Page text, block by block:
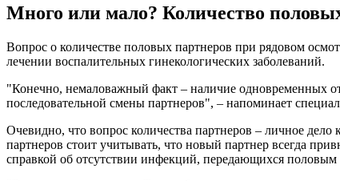
Много или мало? Количество
Вопрос о количестве половых партнеров при рядовом
лечении воспалительных гинекологических заболеваний.
"Конечно, немаловажный факт – наличие одновременных
последовательной смены партнеров", – напоминает
Очевидно, что вопрос количества партнеров – личное
партнеров стоит учитывать, что новый партнер всегда
справкой об отсутствии инфекций, передающихся половым